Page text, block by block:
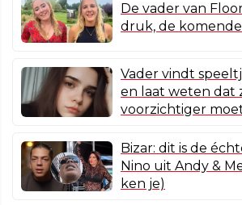
De vader van
druk, de
Vader vindt
en laat weten dat
voorzichtiger
Bizar: dit is de
Nino uit Andy &
ken je)